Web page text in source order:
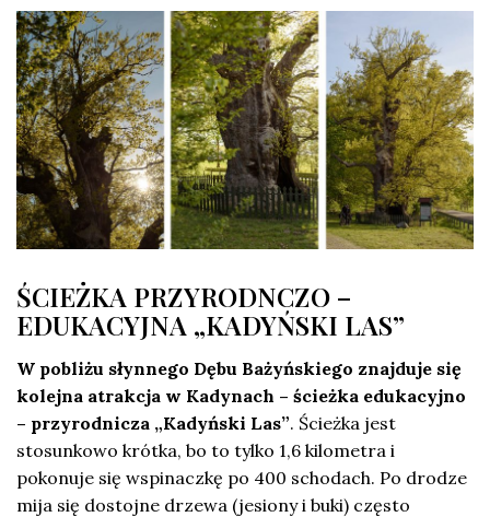
ŚCIEŻKA PRZYRODNCZO –
EDUKACYJNA „KADYŃSKI LAS”
W pobliżu słynnego Dębu Bażyńskiego znajduje się
kolejna atrakcja w Kadynach – ścieżka edukacyjno
– przyrodnicza „Kadyński Las”. Ścieżka jest
stosunkowo krótka, bo to tylko 1,6 kilometra i
pokonuje się wspinaczkę po 400 schodach. Po drodze
mija się dostojne drzewa (jesiony i buki) często